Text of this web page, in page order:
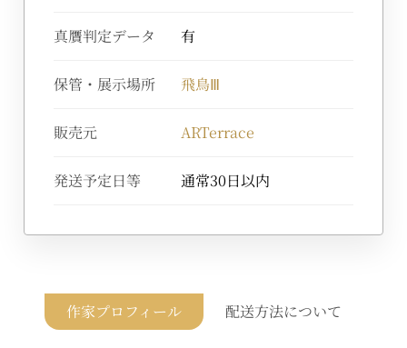
真贋判定データ 有
保管・展示場所 飛鳥Ⅲ
販売元 ARTerrace
発送予定日等 通常30日以内
作家プロフィール 配送方法について